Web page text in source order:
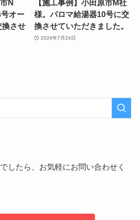
N
オー
換させ
【施工事例】小田原市M社
様。パロマ給湯器10号に交
換させていただきました。
2026年7月24日
したら、お気軽にお問い合わせく